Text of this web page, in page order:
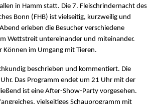
in Hamm statt. Die 7. Fleischrindernacht des
Bonn (FHB) ist vielseitig, kurzweilig und
erleben die Besucher verschiedene
Wettstreit untereinander und miteinander.
Können im Umgang mit Tieren.
beschrieben und kommentiert. Die
Das Programm endet um 21 Uhr mit der
ist eine After-Show-Party vorgesehen.
vielseitiges Schauprogramm mit